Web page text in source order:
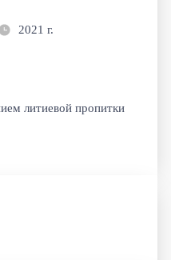
2021 г.
литиевой пропитки